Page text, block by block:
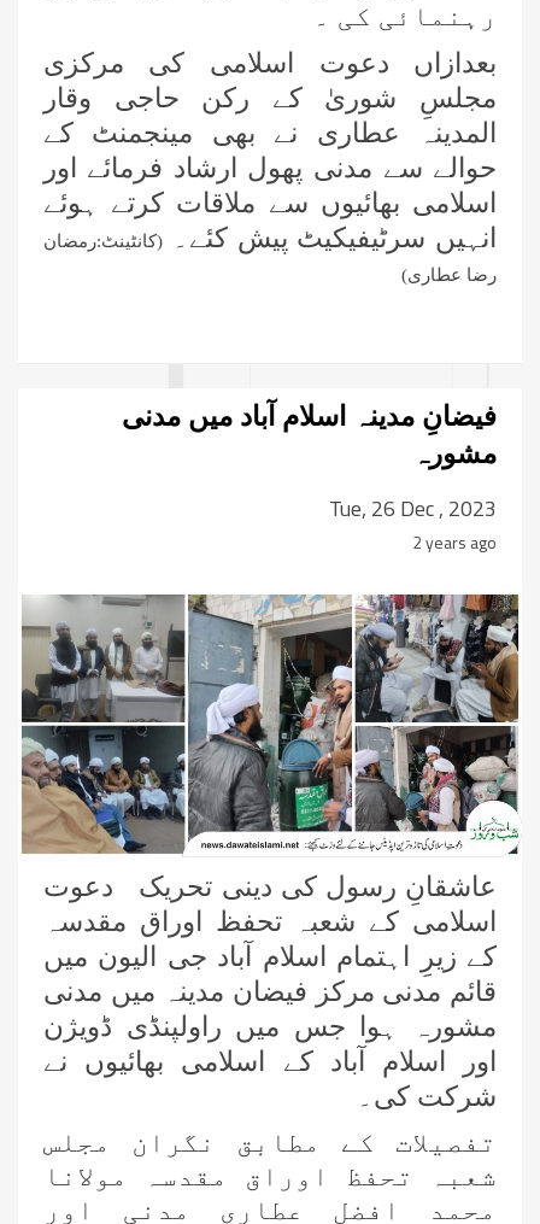
رہنمائی کی ۔
بعدازاں دعوت اسلامی کی مرکزی
مجلسِ شوریٰ کے رکن حاجی وقار
المدینہ عطاری نے بھی مینجمنٹ کے
حوالے سے مدنی پھول ارشاد فرمائے اور
اسلامی بھائیوں سے ملاقات کرتے ہوئے
انہیں سرٹیفیکیٹ پیش کئے۔(کانٹینٹ:رمضان
رضا عطاری)
فیضانِ مدینہ اسلام آباد میں مدنی
مشورہ
Tue, 26 Dec , 2023
2 years ago
عاشقانِ رسول کی دینی تحریک دعوت
اسلامی کے شعبہ تحفظ اوراق مقدسہ
کے زیرِ اہتمام اسلام آباد جی الیون میں
قائم مدنی مرکز فیضان مدینہ میں مدنی
مشورہ ہوا جس میں راولپنڈی ڈویژن
اور اسلام آباد کے اسلامی بھائیوں نے
شرکت کی۔
تفصیلات کے مطابق نگران مجلس
شعبہ تحفظ اوراق مقدسہ مولانا
محمد افضل عطاری مدنی اور